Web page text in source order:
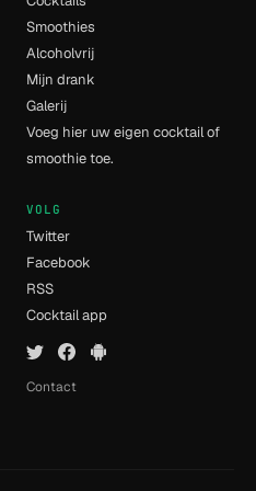
Smoothies
Alcoholvrij
Mijn drank
Galerij
Voeg hier uw eigen cocktail of
smoothie toe.
VOLG
Twitter
Facebook
RSS
Cocktail app
Contact